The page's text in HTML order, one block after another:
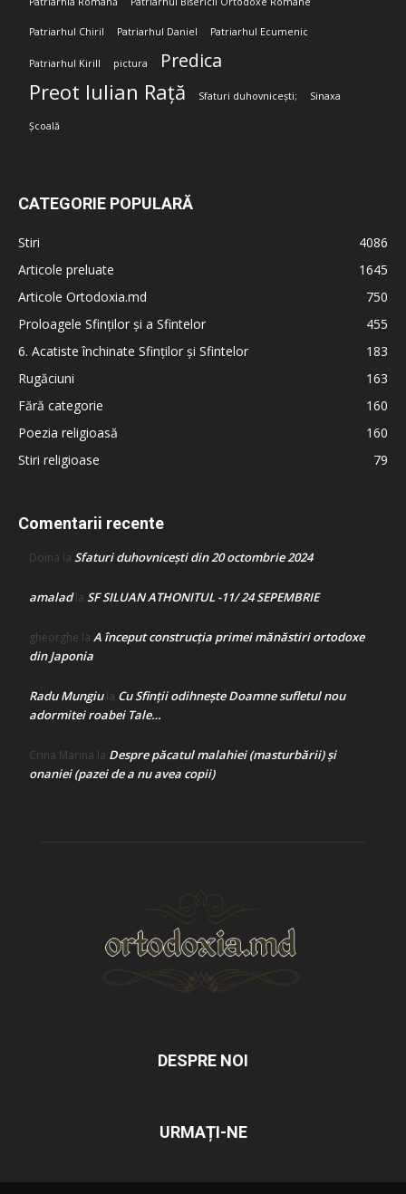
Patriarhul Chiril Patriarhul Daniel Patriarhul Ecumenic
Patriarhul Kirill pictura Predica
Preot Iulian Rață Sfaturi duhovnicești; Sinaxa
Școală
CATEGORIE POPULARĂ
Stiri
4086
Articole preluate
1645
Articole Ortodoxia.md
750
Proloagele Sfinților și a Sfintelor
455
6. Acatiste închinate Sfinților și Sfintelor
183
Rugăciuni
163
Fără categorie
160
Poezia religioasă
160
Stiri religioase
79
Comentarii recente
Doina la Sfaturi duhovnicești din 20 octombrie 2024
amaladla SF SILUAN ATHONITUL -11/ 24 SEPEMBRIE
gheorghe la A început construcţia primei mănăstiri ortodoxe
din Japonia
Radu Mungiula Cu Sfinții odihnește Doamne sufletul nou
adormitei roabei Tale…
Crina Marina la Despre păcatul malahiei (masturbării) şi
onaniei (pazei de a nu avea copii)
DESPRE NOI
URMAȚI-NE